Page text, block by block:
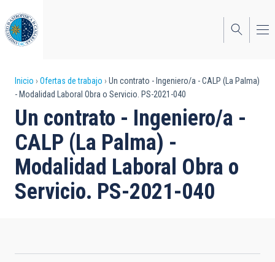
al
contenido
principal
Sobrescribir
enlaces
de
ayuda
a
la
Inicio Ofertas de trabajo
Un contrato - Ingeniero/a - CALP (La Palma)
- Modalidad Laboral Obra o Servicio. PS-2021-040
Un contrato - Ingeniero/a -
CALP (La Palma) -
Modalidad Laboral Obra o
Servicio. PS-2021-040